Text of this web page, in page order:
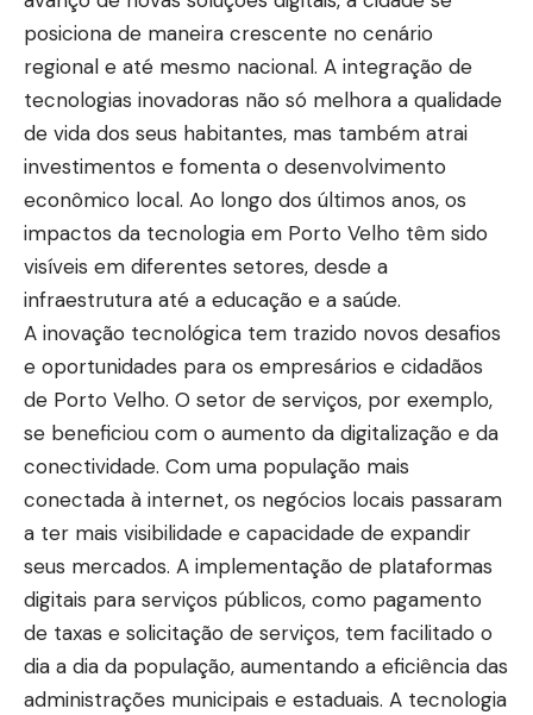
posiciona de maneira crescente no cenário
regional e até mesmo nacional. A integração de
tecnologias inovadoras não só melhora a qualidade
de vida dos seus habitantes, mas também atrai
investimentos e fomenta o desenvolvimento
econômico local. Ao longo dos últimos anos, os
impactos da tecnologia em Porto Velho têm sido
visíveis em diferentes setores, desde a
infraestrutura até a educação e a saúde.
A inovação tecnológica tem trazido novos desafios
e oportunidades para os empresários e cidadãos
de Porto Velho. O setor de serviços, por exemplo,
se beneficiou com o aumento da digitalização e da
conectividade. Com uma população mais
conectada à internet, os negócios locais passaram
a ter mais visibilidade e capacidade de expandir
seus mercados. A implementação de plataformas
digitais para serviços públicos, como pagamento
de taxas e solicitação de serviços, tem facilitado o
dia a dia da população, aumentando a eficiência das
administrações municipais e estaduais. A tecnologia